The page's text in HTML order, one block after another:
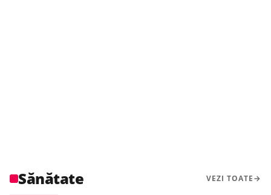
Sănătate VEZI TOATE